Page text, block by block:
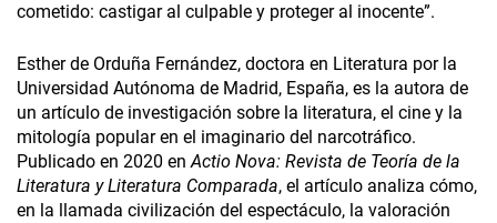
cometido: castigar al culpable y proteger al inocente”.
Esther de Orduña Fernández, doctora en Literatura por la
Universidad Autónoma de Madrid, España, es la autora de
un artículo de investigación sobre la literatura, el cine y la
mitología popular en el imaginario del narcotráfico.
Publicado en 2020 enActio Nova: Revista de Teoría de la
Literatura y Literatura Comparada, el artículo analiza cómo,
en la llamada civilización del espectáculo, la valoración